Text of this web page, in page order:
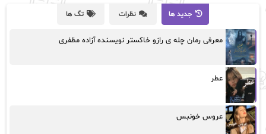
جدید ها نظرات تگ ها
معرفی رمان چله ی رازو خاکستر نویسنده آزاده مظفری
عطر
عروس خونبس